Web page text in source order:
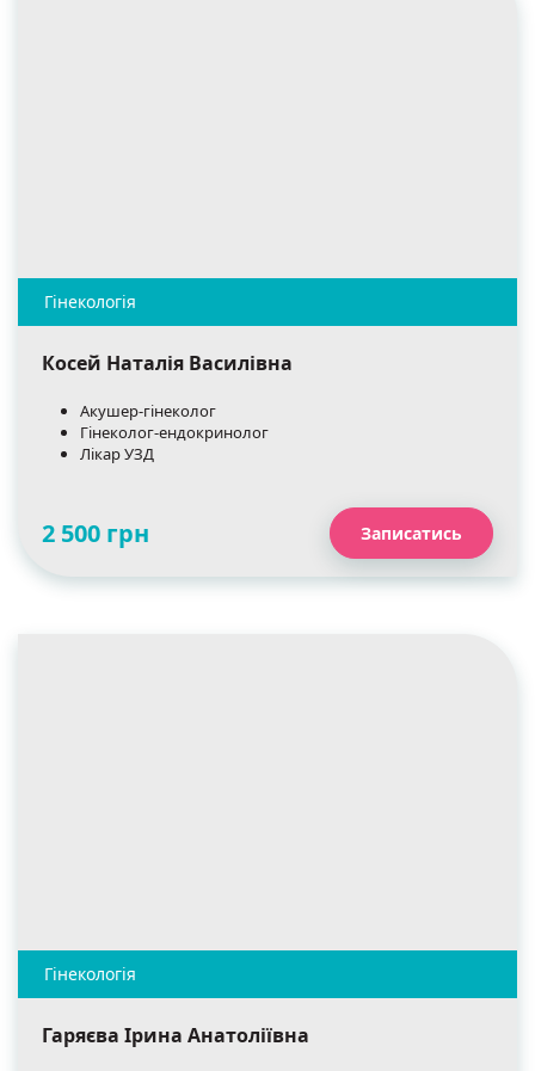
Косей Наталія Василівна
Акушер-гінеколог
Гінеколог-ендокринолог
Лікар УЗД
2 500 грн Записатись
Гаряєва Ірина Анатоліївна